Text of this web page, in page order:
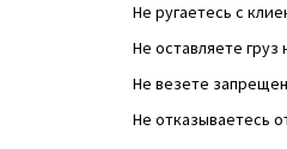
Не ругаетесь с
Не оставляете
Не везете
Не отказываетесь